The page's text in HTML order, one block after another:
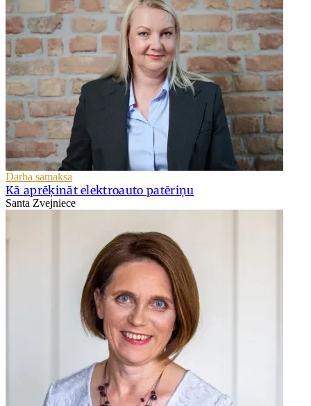
Darba samaksa
Kā aprēķināt elektroauto patēriņu
Santa Zvejniece